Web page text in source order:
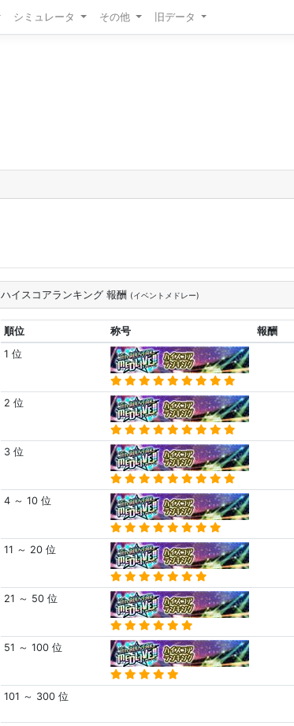
シミュレータ その他 旧データ
ハイスコアランキング 報酬 (イベントメドレー)
順位 称号
報酬
1 位
2 位
3 位
4 ～ 10 位
11 ～ 20 位
21 ～ 50 位
51 ～ 100 位
101 ～ 300 位